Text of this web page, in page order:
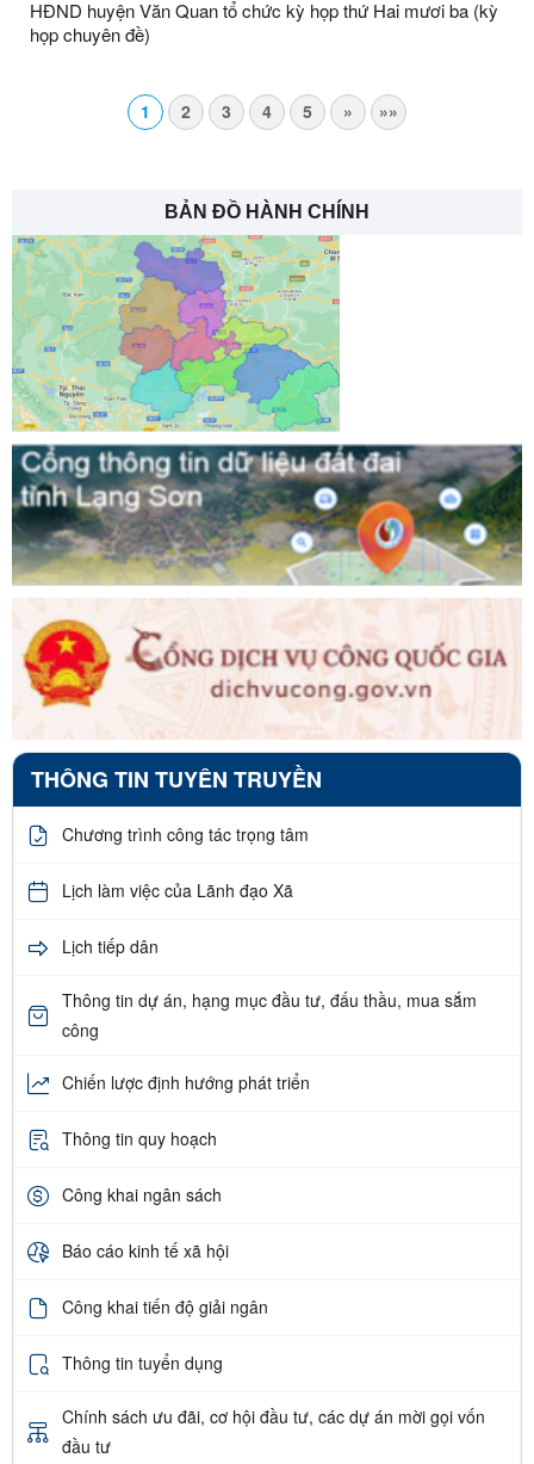
HĐND huyện Văn Quan tổ chức kỳ họp thứ Hai mươi ba (kỳ
họp chuyên đề)
1 2 3 4 5 » »»
BẢN ĐỒ HÀNH CHÍNH
THÔNG TIN TUYÊN TRUYỀN
Chương trình công tác trọng tâm
Lịch làm việc của Lãnh đạo Xã
Lịch tiếp dân
Thông tin dự án, hạng mục đầu tư, đấu thầu, mua sắm
công
Chiến lược định hướng phát triển
Thông tin quy hoạch
Công khai ngân sách
Báo cáo kinh tế xã hội
Công khai tiến độ giải ngân
Thông tin tuyển dụng
Chính sách ưu đãi, cơ hội đầu tư, các dự án mời gọi vốn
đầu tư